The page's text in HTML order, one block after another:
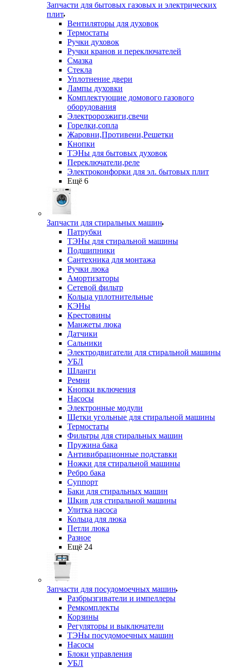
Запчасти для бытовых газовых и электрических
плит
Вентиляторы для духовок
Термостаты
Ручки духовок
Ручки кранов и переключателей
Смазка
Стекла
Уплотнение двери
Лампы духовки
Комплектующие домового газового
оборудования
Электророзжиги,свечи
Горелки,сопла
Жаровни,Противени,Решетки
Кнопки
ТЭНы для бытовых духовок
Переключатели,реле
Электроконфорки для эл. бытовых плит
Ещё 6
Запчасти для стиральных машин
Патрубки
ТЭНы для стиральной машины
Подшипники
Сантехника для монтажа
Ручки люка
Амортизаторы
Сетевой фильтр
Кольца уплотнительные
КЭНы
Крестовины
Манжеты люка
Датчики
Сальники
Электродвигатели для стиральной машины
УБЛ
Шланги
Ремни
Кнопки включения
Насосы
Электронные модули
Щетки угольные для стиральной машины
Термостаты
Фильтры для стиральных машин
Пружина бака
Антивибрационные подставки
Ножки для стиральной машины
Ребро бака
Суппорт
Баки для стиральных машин
Шкив для стиральной машины
Улитка насоса
Кольца для люка
Петли люка
Разное
Ещё 24
Запчасти для посудомоечных машин
Разбрызгиватели и импеллеры
Ремкомплекты
Корзины
Регуляторы и выключатели
ТЭНы посудомоечных машин
Насосы
Блоки управления
УБЛ